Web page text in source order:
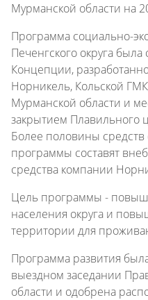
Мурманской области на
Программа социально-
Печенгского округа
Концепции,
Норникель, Кольской
Мурманской области и
закрытием Плавильного
Более половины
программы составят
средства компании
Цель программы -
населения округа и
территории для
Программа развития
выездном заседании
области и одобрена